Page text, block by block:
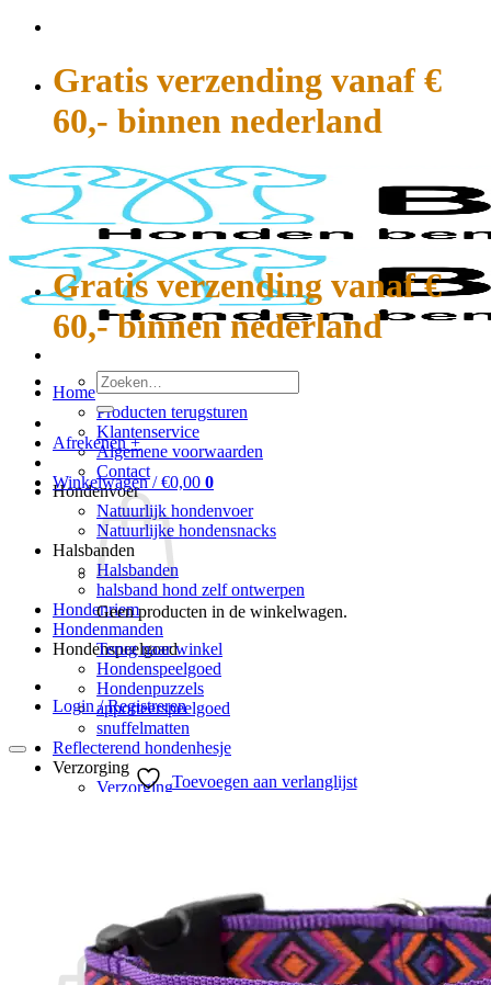
Gratis verzending vanaf €
60,- binnen nederland
Home
Producten terugsturen
Klantenservice
Algemene voorwaarden
Contact
Hondenvoer
Natuurlijk hondenvoer
Natuurlijke hondensnacks
Halsbanden
Halsbanden
halsband hond zelf ontwerpen
Hondenriem
Hondenmanden
Hondenspeelgoed
Hondenspeelgoed
Hondenpuzzels
apporteerspeelgoed
snuffelmatten
Reflecterend hondenhesje
Verzorging
Verzorging
Winkelwagen
Gratis verzending vanaf €
60,- binnen nederland
Zoeken
naar:
Afrekenen +
Winkelwagen /€0,00 0
Geen producten in de winkelwagen.
Terug naar winkel
Login / Registreren
Toevoegen aan verlanglijst